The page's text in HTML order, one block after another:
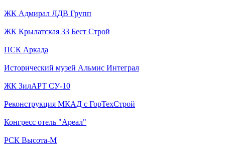
ЖК Адмирал ЛДВ Групп
ЖК Крылатская 33 Бест Строй
ПСК Аркада
Исторический музей Альмис Интеграл
ЖК ЗилАРТ СУ-10
Реконструкция МКАД с ГорТехСтрой
Конгресс отель "Ареал"
РСК Высота-М